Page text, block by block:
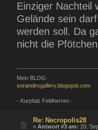
Einziger Nachteil
Gelände sein
werden soll. Da
nicht die
Mein BLOG:
sorandirsgallery.blogspot.com
- Kurpfalz Feldherren -
Re: Necropolis28
«Antwort #3 am: 20.